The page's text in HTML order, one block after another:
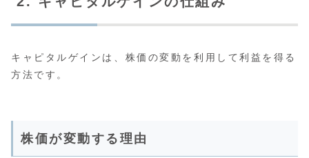
キャピタルゲインは、株価の変動を利用して利益を得る
方法です。
株価が変動する理由